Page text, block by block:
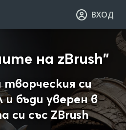
ВХОД
на zBrush"
си
бъди уверен в
си със ZBrush